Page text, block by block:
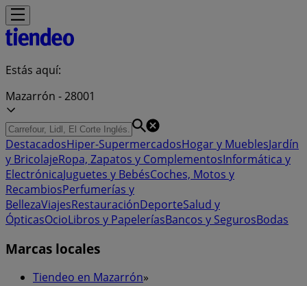
Estás aquí:
Mazarrón - 28001
DestacadosHiper-SupermercadosHogar y MueblesJardín
y BricolajeRopa, Zapatos y ComplementosInformática y
ElectrónicaJuguetes y BebésCoches, Motos y
RecambiosPerfumerías y
BellezaViajesRestauraciónDeporteSalud y
ÓpticasOcioLibros y PapeleríasBancos y SegurosBodas
Marcas locales
Tiendeo en Mazarrón»